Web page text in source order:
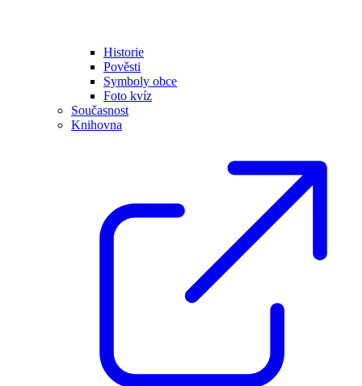
Historie
Pověsti
Symboly obce
Foto kvíz
Současnost
Knihovna